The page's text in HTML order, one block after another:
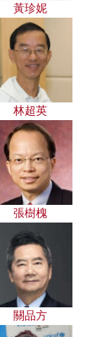
黃珍妮
林超英
張樹槐
關品方